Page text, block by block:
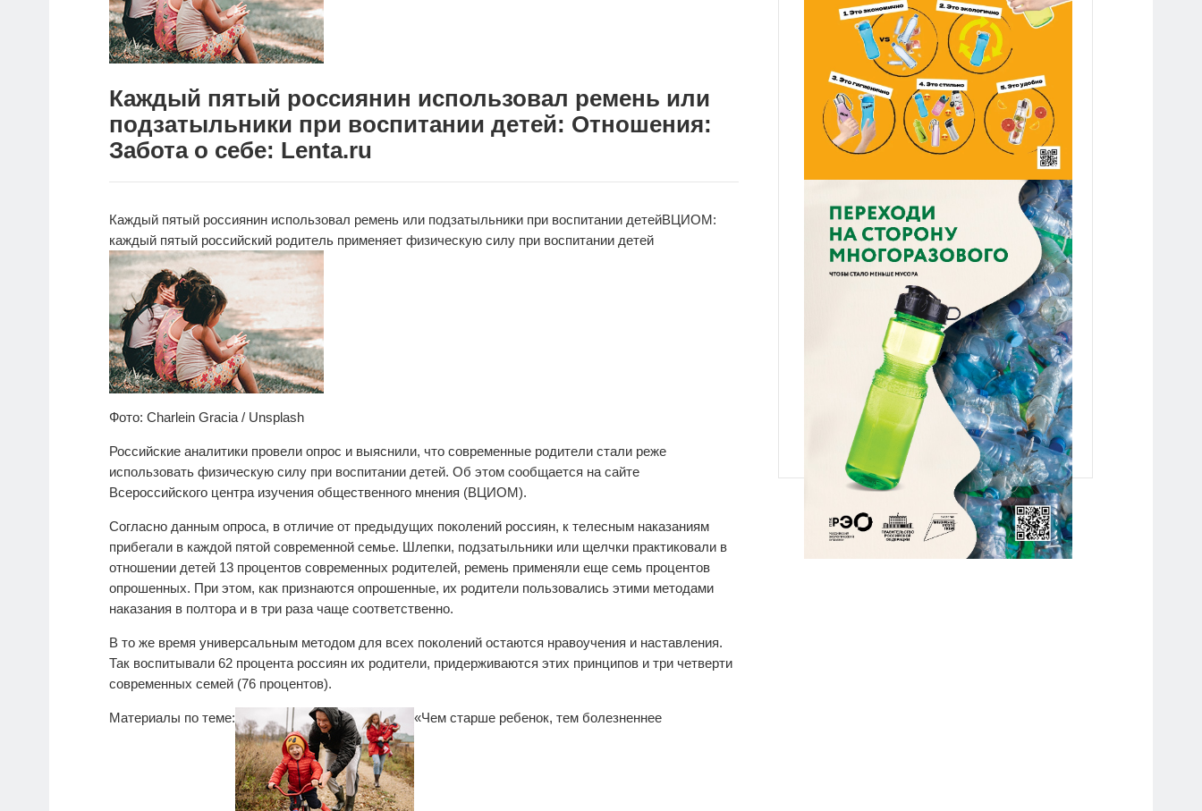
Каждый пятый россиянин использовал ремень или
подзатыльники при воспитании детей: Отношения:
Забота о себе: Lenta.ru
Каждый пятый россиянин использовал ремень или подзатыльники при воспитании детейВЦИОМ:
каждый пятый российский родитель применяет физическую силу при воспитании детей
Фото: Charlein Gracia / Unsplash
Российские аналитики провели опрос и выяснили, что современные родители стали реже
использовать физическую силу при воспитании детей. Об этом сообщается на сайте
Всероссийского центра изучения общественного мнения (ВЦИОМ).
Согласно данным опроса, в отличие от предыдущих поколений россиян, к телесным наказаниям
прибегали в каждой пятой современной семье. Шлепки, подзатыльники или щелчки практиковали в
отношении детей 13 процентов современных родителей, ремень применяли еще семь процентов
опрошенных. При этом, как признаются опрошенные, их родители пользовались этими методами
наказания в полтора и в три раза чаще соответственно.
В то же время универсальным методом для всех поколений остаются нравоучения и наставления.
Так воспитывали 62 процента россиян их родители, придерживаются этих принципов и три четверти
современных семей (76 процентов).
Материалы по теме: «Чем старше ребенок, тем болезненнее